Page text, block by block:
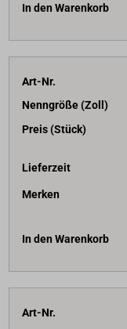
In den Warenkorb
Art-Nr.
Nenngröße (Zoll)
Preis (Stück)
Lieferzeit
Merken
In den Warenkorb
Art-Nr.